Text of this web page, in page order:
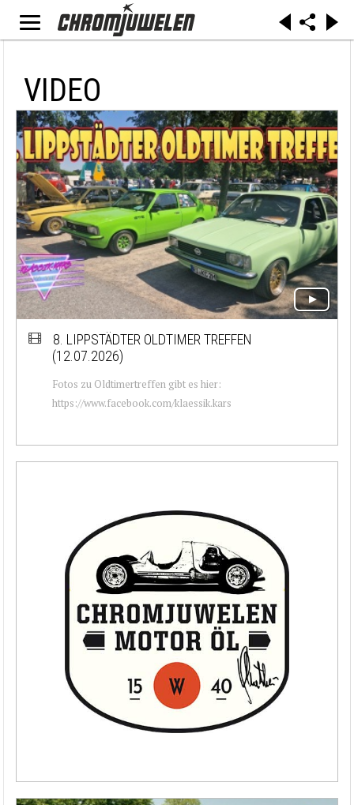
VIDEO
8. LIPPSTÄDTER OLDTIMER TREFFEN
(12.07.2026)
Fotos zu Oldtimertreffen gibt es hier:
https://www.facebook.com/klaessik.kars